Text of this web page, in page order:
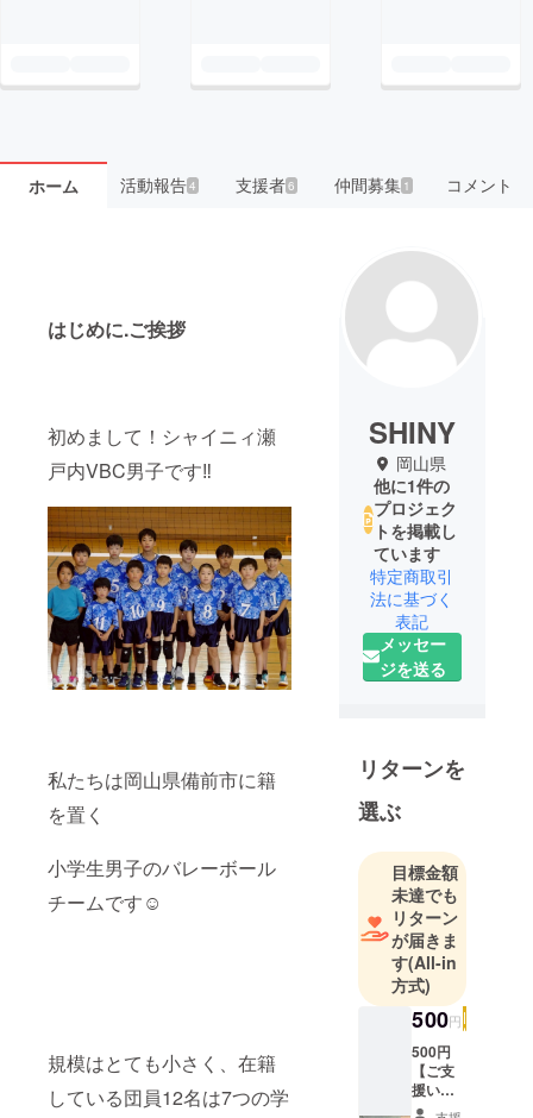
ホーム 活動報告4 支援者6 仲間募集 1 コメント
はじめに.ご挨拶
初めまして！シャイニィ瀬
戸内VBC男子です‼️
私たちは岡山県備前市に籍
を置く
小学生男子のバレーボール
チームです☺️
規模はとても小さく、在籍
している団員12名は7つの学
SHINY
岡山県
他に1件の
プロジェク
トを掲載し
ています
特定商取引
法に基づく
表記
メッセー
ジを送る
リターンを
選ぶ
目標金額
未達でも
リターン
が届きま
す(All-in
方式)
500円
500円
【ご支
援いた
だいた